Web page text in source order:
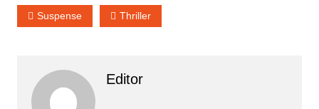
Suspense Thriller
Editor